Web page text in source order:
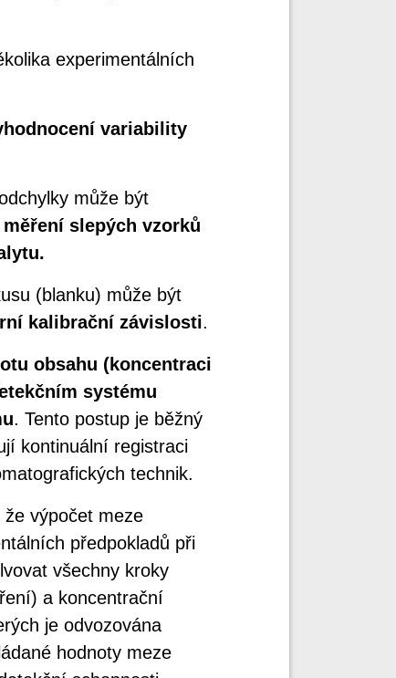
experimentálních
variability
může být
slepých vzorků
(blanku) může být
kalibrační závislosti.
obsahu (koncentraci
systému
. Tento postup je běžný
kontinuální registraci
technik.
výpočet meze
předpokladů při
všechny kroky
a koncentrační
je odvozována
hodnoty meze